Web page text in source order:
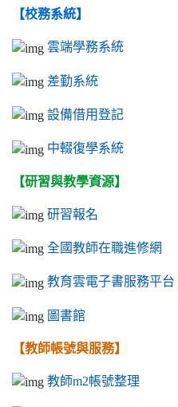
【校務系統】
雲端學務系統
差勤系統
設備借用登記
中輟復學系統
【研習與教學資源】
研習報名
全國教師在職進修網
教育雲電子書服務平台
圖書館
【教師帳號與服務】
教師m2帳號整理